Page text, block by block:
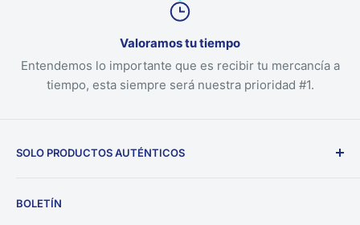
Valoramos tu tiempo
Entendemos lo importante que es recibir tu mercancía a
tiempo, esta siempre será nuestra prioridad #1.
SOLO PRODUCTOS AUTÉNTICOS
directamente desde los fabricantes.
BOLETÍN